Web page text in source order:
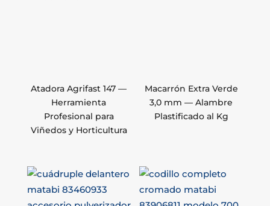
Atadora Agrifast 147 —
Herramienta
Profesional para
Viñedos y Horticultura
Macarrón Extra Verde
3,0 mm — Alambre
Plastificado al Kg